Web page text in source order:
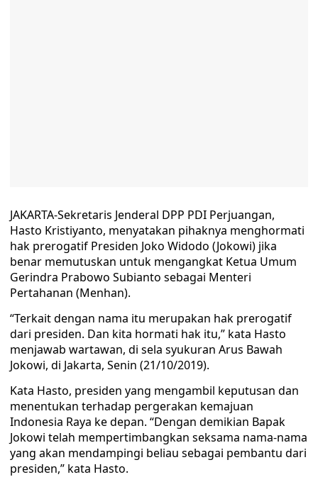
JAKARTA-Sekretaris Jenderal DPP PDI Perjuangan,
Hasto Kristiyanto, menyatakan pihaknya menghormati
hak prerogatif Presiden Joko Widodo (Jokowi) jika
benar memutuskan untuk mengangkat Ketua Umum
Gerindra Prabowo Subianto sebagai Menteri
Pertahanan (Menhan).
“Terkait dengan nama itu merupakan hak prerogatif
dari presiden. Dan kita hormati hak itu,” kata Hasto
menjawab wartawan, di sela syukuran Arus Bawah
Jokowi, di Jakarta, Senin (21/10/2019).
Kata Hasto, presiden yang mengambil keputusan dan
menentukan terhadap pergerakan kemajuan
Indonesia Raya ke depan. “Dengan demikian Bapak
Jokowi telah mempertimbangkan seksama nama-nama
yang akan mendampingi beliau sebagai pembantu dari
presiden,” kata Hasto.